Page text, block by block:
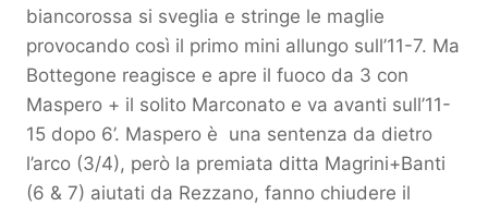
biancorossa si sveglia e stringe le maglie
provocando così il primo mini allungo sull’11-7. Ma
Bottegone reagisce e apre il fuoco da 3 con
Maspero + il solito Marconato e va avanti sull’11-
15 dopo 6’. Maspero è una sentenza da dietro
l’arco (3/4), però la premiata ditta Magrini+Banti
(6 & 7) aiutati da Rezzano, fanno chiudere il